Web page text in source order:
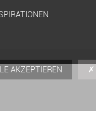
AKZEPTIEREN